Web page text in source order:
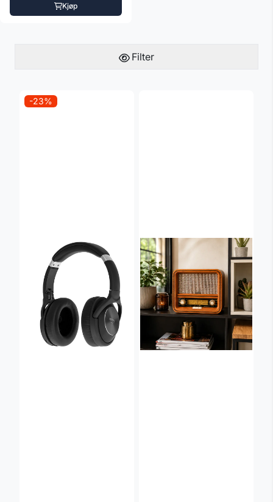
Kjøp
Filter
-23%